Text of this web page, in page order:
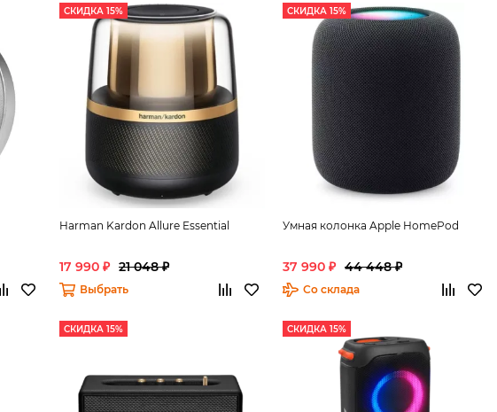
СКИДКА 15%
Harman Kardon Allure Essential
17 990 ₽ 21 048 ₽
Выбрать
СКИДКА 15%
Умная колонка Apple HomePod
37 990 ₽ 44 448 ₽
Со склада
СКИДКА 15% СКИДКА 15%